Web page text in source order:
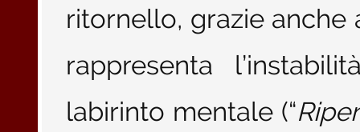
ritornello, grazie anche
rappresenta
labirinto mentale (“